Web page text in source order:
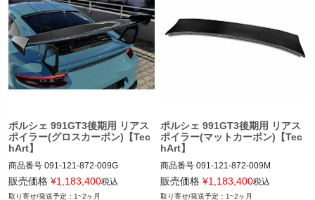
ポルシェ 991GT3後期用 リアス
ポイラー(グロスカーボン)【Tec
hArt】
商品番号 091-121-872-009G
091-121-872-009G
販売価格 ¥1,183,400税込
1~2ヶ月
ポルシェ 991GT3後期用 リアス
ポイラー(マットカーボン)【Tec
hArt】
商品番号 091-121-872-009M
091-121-872-009M
販売価格 ¥1,183,400税込
1~2ヶ月